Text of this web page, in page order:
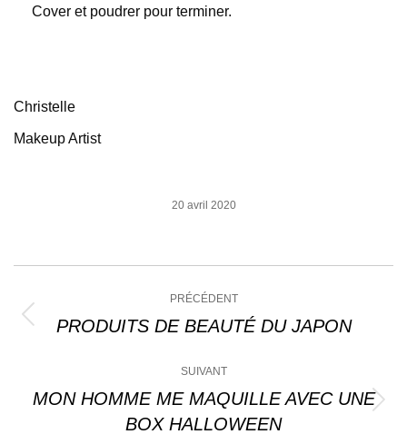
Cover et poudrer pour terminer.
Christelle
Makeup Artist
20 avril 2020
article
PRÉCÉDENT
Article
:
PRODUITS DE BEAUTÉ DU JAPON
SUIVANT
Article
suivant
MON HOMME ME MAQUILLE AVEC UNE
BOX HALLOWEEN